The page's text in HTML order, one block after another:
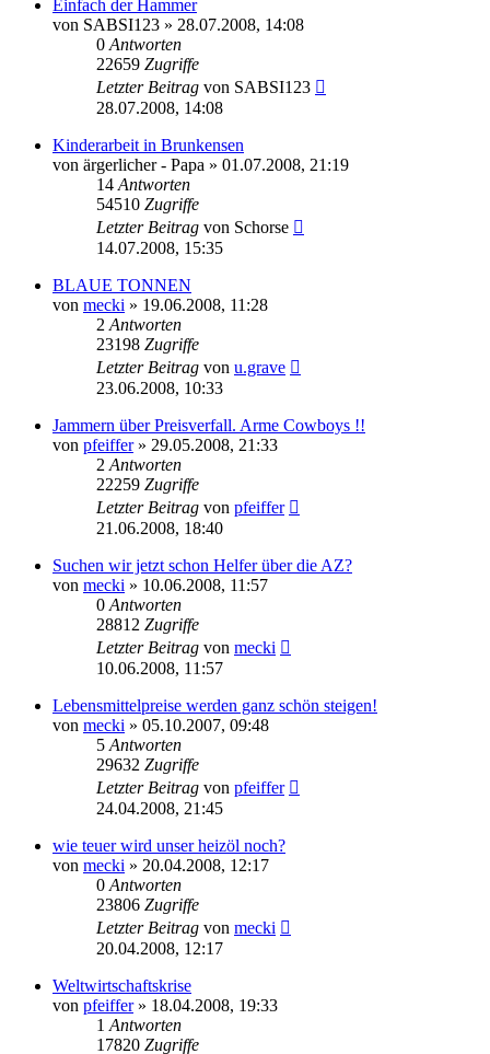
Einfach der Hammer
von SABSI123 » 28.07.2008, 14:08
0 Antworten
22659 Zugriffe
Letzter Beitrag von SABSI123
28.07.2008, 14:08
Kinderarbeit in Brunkensen
von ärgerlicher - Papa » 01.07.2008, 21:19
14 Antworten
54510 Zugriffe
Letzter Beitrag von Schorse
14.07.2008, 15:35
BLAUE TONNEN
von mecki » 19.06.2008, 11:28
2 Antworten
23198 Zugriffe
Letzter Beitrag von u.grave
23.06.2008, 10:33
Jammern über Preisverfall. Arme Cowboys !!
von pfeiffer» 29.05.2008, 21:33
2 Antworten
22259 Zugriffe
Letzter Beitrag von pfeiffer
21.06.2008, 18:40
Suchen wir jetzt schon Helfer über die AZ?
von mecki » 10.06.2008, 11:57
0 Antworten
28812 Zugriffe
Letzter Beitrag von mecki
10.06.2008, 11:57
Lebensmittelpreise werden ganz schön steigen!
von mecki » 05.10.2007, 09:48
5 Antworten
29632 Zugriffe
Letzter Beitrag von pfeiffer
24.04.2008, 21:45
wie teuer wird unser heizöl noch?
von mecki » 20.04.2008, 12:17
0 Antworten
23806 Zugriffe
Letzter Beitrag von mecki
20.04.2008, 12:17
Weltwirtschaftskrise
von pfeiffer» 18.04.2008, 19:33
1 Antworten
17820 Zugriffe